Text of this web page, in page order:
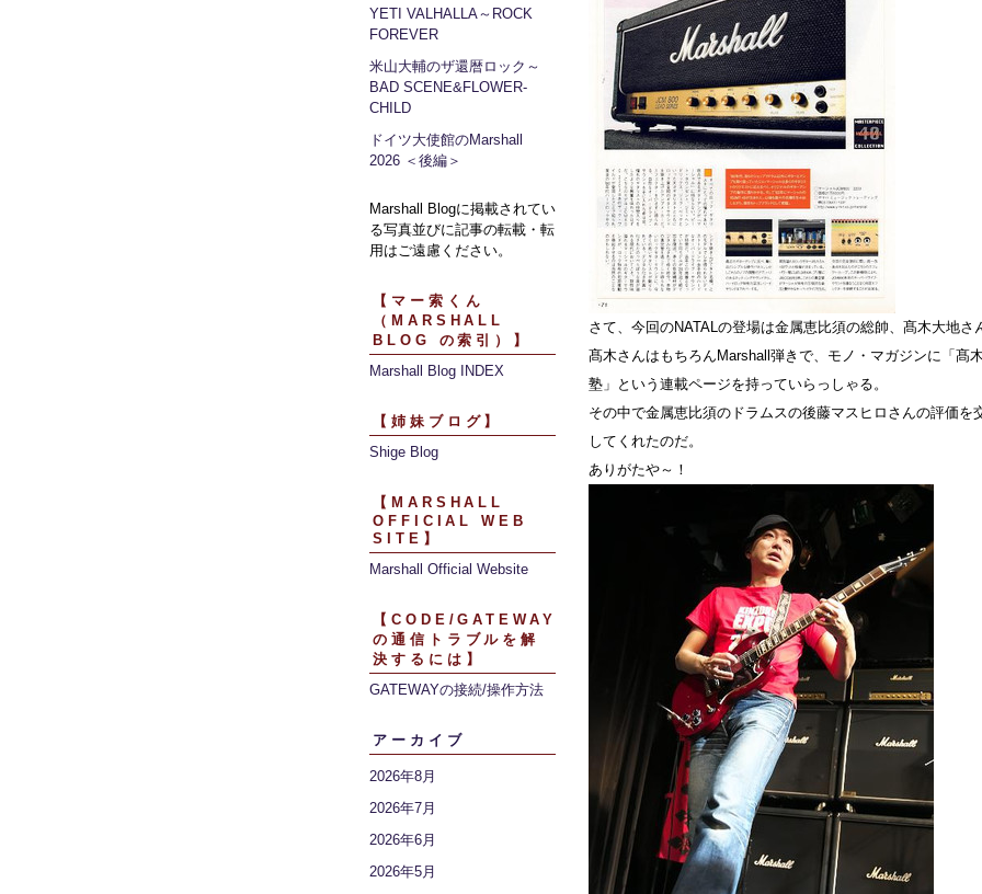
YETI VALHALLA～ROCK
FOREVER
米山大輔のザ還暦ロック～
BAD SCENE&FLOWER-
CHILD
ドイツ大使館のMarshall
2026 ＜後編＞
Marshall Blogに掲載されてい
る写真並びに記事の転載・転
用はご遠慮ください。
【マー索くん
（MARSHALL
BLOG の索引）】
Marshall Blog INDEX
【姉妹ブログ】
Shige Blog
【MARSHALL
OFFICIAL WEB
SITE】
Marshall Official Website
【CODE/GATEWAY
の通信トラブルを解
決するには】
GATEWAYの接続/操作方法
アーカイブ
2026年8月
2026年7月
2026年6月
2026年5月
さて、今回のNATALの登場は金属恵比須の総帥、髙木大地さ
髙木さんはもちろんMarshall弾きで、モノ・マガジンに「髙
塾」という連載ページを持っていらっしゃる。
その中で金属恵比須のドラムスの後藤マスヒロさんの評価を
してくれたのだ。
ありがたや～！